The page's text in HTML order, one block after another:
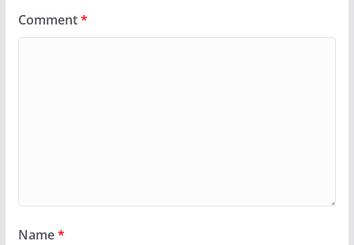
Comment*
Name*